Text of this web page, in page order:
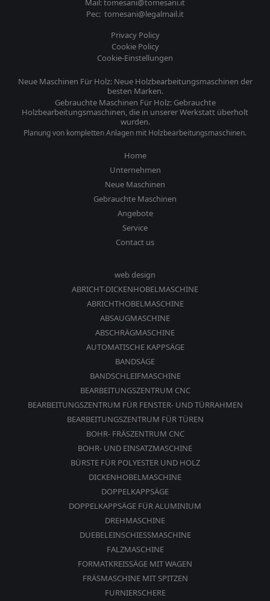
Mail: tomesani@tomesani.it
Pec: tomesani@legalmail.it
Privacy Policy
Cookie Policy
Cookie-Einstellungen
Neue Maschinen Für Holz: Neue Holzbearbeitungsmaschinen der
besten Marken.
Gebrauchte Maschinen Für Holz: Gebrauchte
Holzbearbeitungsmaschinen, die in unserer Werkstatt überholt
wurden.
Planung von kompletten Anlagen mit Holzbearbeitungsmaschinen.
Home
Unternehmen
Neue Maschinen
Gebrauchte Maschinen
Angebote
Service
Contact us
web design
ABRICHT-DICKENHOBELMASCHINE
ABRICHTHOBELMASCHINE
ABSAUGMASCHINE
ABSCHRÄGMASCHINE
AUTOMATISCHE KAPPSÄGE
BANDSÄGE
BANDSCHLEIFMASCHINE
BEARBEITUNGSZENTRUM CNC
BEARBEITUNGSZENTRUM FÜR FENSTER- UND TÜRRAHMEN
BEARBEITUNGSZENTRUM FÜR TÜREN
BOHR- FRÄSZENTRUM CNC
BOHR- UND EINSATZMASCHINE
BÜRSTE FÜR POLYESTER UND HOLZ
DICKENHOBELMASCHINE
DOPPELKAPPSÄGE
DOPPELKAPPSÄGE FÜR ALUMINIUM
DREHMASCHINE
DUEBELEINSCHIESSMASCHINE
FALZMASCHINE
FORMATKREISSÄGE MIT WAGEN
FRÄSMASCHINE MIT SPITZEN
FURNIERSCHERE